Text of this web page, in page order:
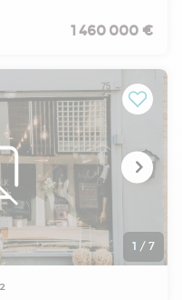
de sport, salle de
possibilité d'avoir
loger la famille
. Ref :
1 460 000 €
1 / 7